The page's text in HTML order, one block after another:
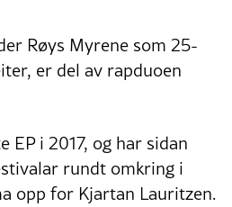
Røys Myrene som 25-
er del av rapduoen
EP i 2017, og har sidan
rundt omkring i
opp for Kjartan Lauritzen.